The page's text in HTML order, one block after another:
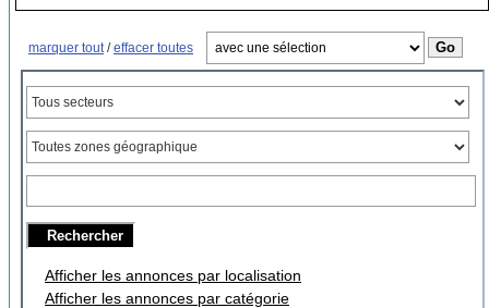
marquer tout/effacer toutes
Afficher les annonces par localisation
Afficher les annonces par catégorie